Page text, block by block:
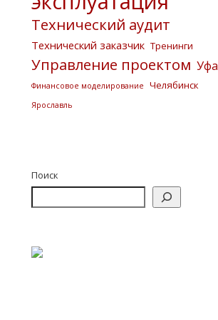
Технический аудит
Технический заказчик Тренинги
Управление проектом Уфа
Финансовое моделирование Челябинск
Ярославль
Поиск